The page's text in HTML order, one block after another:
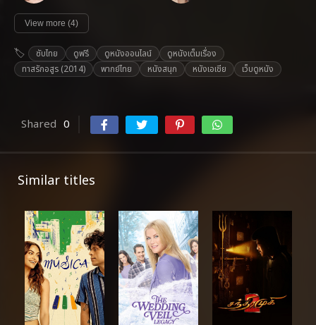
View more (4)
ซับไทย ดูฟรี ดูหนังออนไลน์
ดูหนังเต็มเรื่อง
ทาสรักอสูร (2014)
พากย์ไทย หนังสนุก หนังเอเชีย เว็บดูหนัง
Shared 0
Similar titles